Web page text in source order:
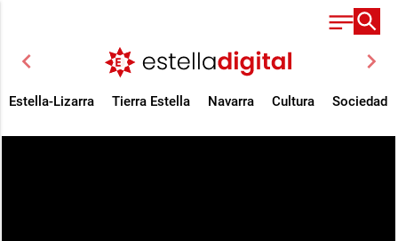
chevron_left chevron_right
Estella-Lizarra Tierra Estella Navarra Cultura Sociedad